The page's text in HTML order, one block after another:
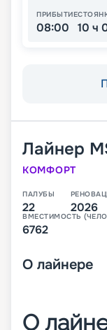
ПРИБЫТИЕ
08:00 10 ч
Лайнер
КОМФОРТ
ПАЛУБЫ
22 2026
ВМЕСТИМОСТЬ
6762
О лайнере
О